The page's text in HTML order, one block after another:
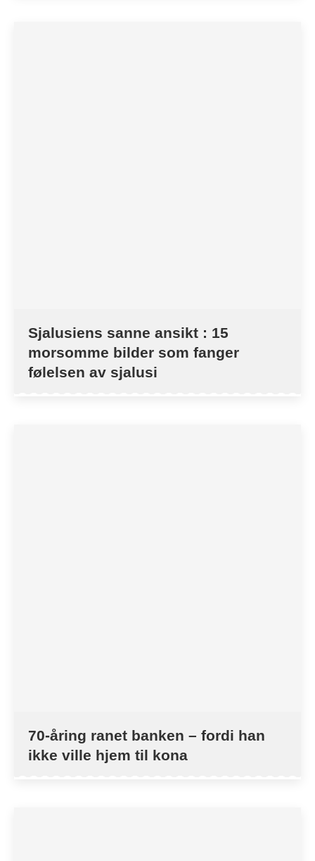
Sjalusiens sanne ansikt : 15
morsomme bilder som fanger
følelsen av sjalusi
70-åring ranet banken – fordi han
ikke ville hjem til kona